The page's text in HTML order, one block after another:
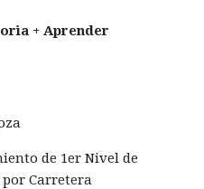
+ Aprender
de 1er Nivel de
Carretera